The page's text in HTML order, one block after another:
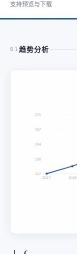
支持预览与下载
01 趋势分析
171
157
144
130
117
2017 2018